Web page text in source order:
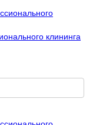
клининга